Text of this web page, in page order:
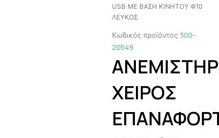
USB ΜΕ ΒΑΣΗ ΚΙΝΗΤΟΥ Φ10
ΛΕΥΚΟΣ
Κωδικός προϊόντος 300-
20549
ΧΕΙΡΟΣ